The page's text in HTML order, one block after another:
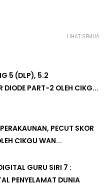
LIHAT SEMUA
5 (DLP), 5.2
DIODE PART-2 OLEH CIKG...
PECUT SKOR
CIKGU WAN...
GURU SIRI 7 :
PENYELAMAT DUNIA